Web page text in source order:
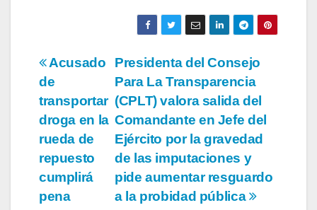
Navegación
de
entradas
Presidenta del Consejo
Para La Transparencia
(CPLT) valora salida del
Comandante en Jefe del
Ejército por la gravedad
de las imputaciones y
pide aumentar resguardo
a la probidad pública
Acusado
de
transportar
droga en la
rueda de
repuesto
cumplirá
pena